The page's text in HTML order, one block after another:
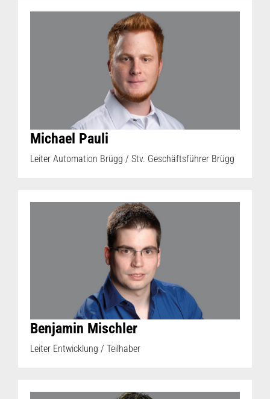
Michael Pauli
Leiter Automation Brügg / Stv. Geschäftsführer Brügg
Benjamin Mischler
Leiter Entwicklung / Teilhaber